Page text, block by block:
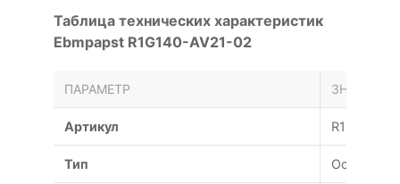
Таблица технических характеристик
Ebmpapst R1G140-AV21-02
ПАРАМЕТР ЗНАЧЕНИЕ
Артикул R1G140-
Тип Осевой